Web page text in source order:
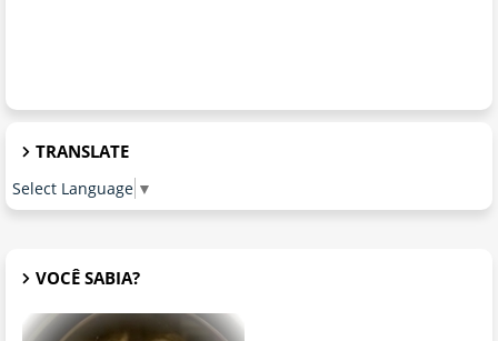
TRANSLATE
Select Language ▼
VOCÊ SABIA?